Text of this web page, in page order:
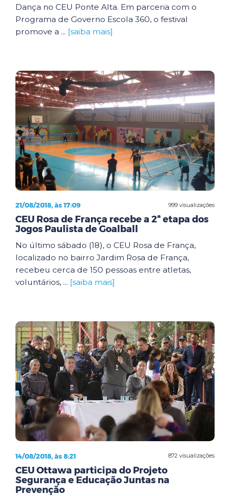
Dança no CEU Ponte Alta. Em parceria com o
Programa de Governo Escola 360, o festival
promove a ... [saiba mais]
999 visualizações
21/08/2018, às 17:09
CEU Rosa de França recebe a 2ª etapa dos
Jogos Paulista de Goalball
No último sábado (18), o CEU Rosa de França,
localizado no bairro Jardim Rosa de França,
recebeu cerca de 150 pessoas entre atletas,
voluntários, ... [saiba mais]
872 visualizações
14/08/2018, às 8:21
CEU Ottawa participa do Projeto
Segurança e Educação Juntas na
Prevenção